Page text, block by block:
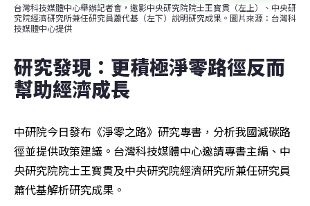
台灣科技媒體中心舉辦記者會，邀影中央研究院院士王寳貫（左上）、中央研
究院經濟研究所兼任研究員蕭代基（左下）說明研究成果。圖片來源：台灣科
技媒體中心提供
研究發現：更積極淨零路徑反而
幫助經濟成長
中研院今日發布《淨零之路》研究專書，分析我國減碳路
徑並提供政策建議。台灣科技媒體中心邀請專書主編、中
央研究院院士王寳貫及中央研究院經濟研究所兼任研究員
蕭代基解析研究成果。